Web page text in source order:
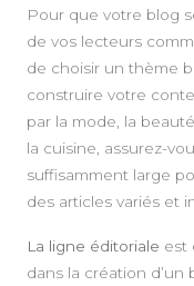
Pour que votre blog
de vos lecteurs
de choisir un thème
construire votre
par la mode, la
la cuisine, assurez-
suffisamment large
des articles variés et
La ligne éditoriale est
dans la création d’un